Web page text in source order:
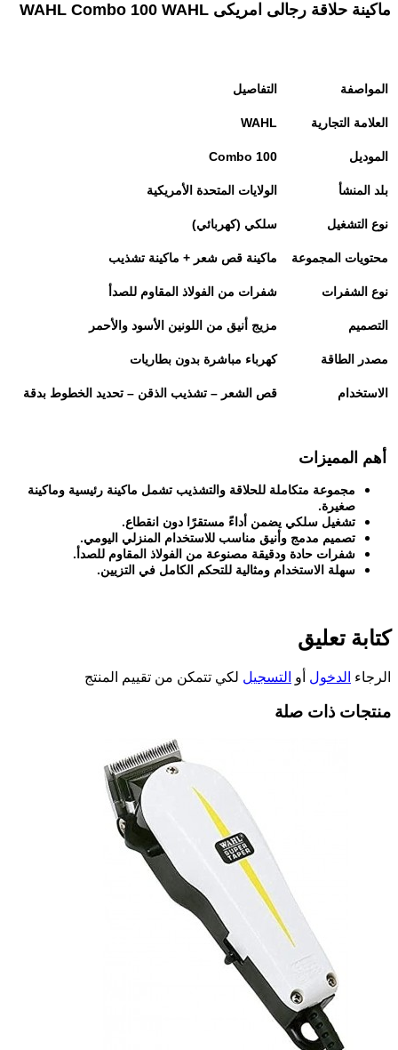
ماكينة حلاقة رجالى امريكى WAHL Combo 100 WAHL
المواصفة التفاصيل
العلامة التجارية WAHL
الموديل Combo 100
بلد المنشأ الولايات المتحدة الأمريكية
نوع التشغيل سلكي (كهربائي)
محتويات المجموعة ماكينة قص شعر + ماكينة تشذيب
نوع الشفرات شفرات من الفولاذ المقاوم للصدأ
التصميم مزيج أنيق من اللونين الأسود والأحمر
مصدر الطاقة كهرباء مباشرة بدون بطاريات
الاستخدام قص الشعر – تشذيب الذقن – تحديد الخطوط بدقة
أهم المميزات
مجموعة متكاملة للحلاقة والتشذيب تشمل ماكينة رئيسية وماكينة
صغيرة.
تشغيل سلكي يضمن أداءً مستقرًا دون انقطاع.
تصميم مدمج وأنيق مناسب للاستخدام المنزلي اليومي.
شفرات حادة ودقيقة مصنوعة من الفولاذ المقاوم للصدأ .
سهلة الاستخدام ومثالية للتحكم الكامل في التزيين.
كتابة تعليق
الرجاء الدخول أو التسجيل لكي تتمكن من تقييم المنتج
منتجات ذات صلة